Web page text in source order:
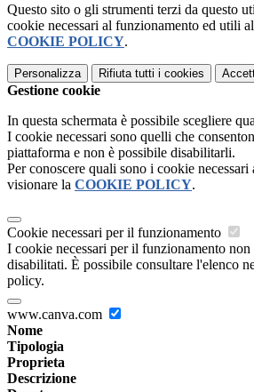
Questo sito o gli strumenti terzi da questo
cookie necessari al funzionamento ed utili
COOKIE POLICY.
Personalizza Rifiuta tutti i cookies
Gestione cookie
In questa schermata è possibile scegliere
I cookie necessari sono quelli che
piattaforma e non è possibile disabilitarli.
Per conoscere quali sono i cookie
visionare la COOKIE POLICY.
Cookie necessari per il funzionamento
I cookie necessari per il funzionamento non
disabilitati. È possibile consultare l'elenco
policy.
www.canva.com
Nome
Tipologia
Proprieta
Descrizione